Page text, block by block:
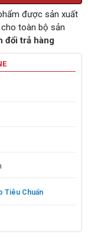
được sản xuất
toàn bộ sản
đổi trả hàng
Tiêu Chuẩn